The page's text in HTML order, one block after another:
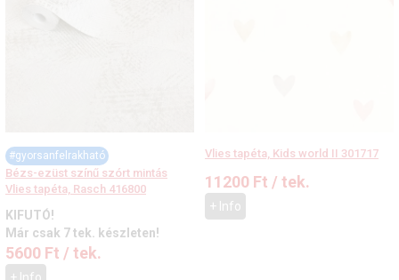
#gyorsanfelrakható
Bézs-ezüst színű szórt mintás
Vlies tapéta, Rasch 416800
KIFUTÓ!
Már csak 7 tek. készleten!
5600 Ft / tek.
Vlies tapéta, Kids world II 301717
11200 Ft / tek.
+ Info